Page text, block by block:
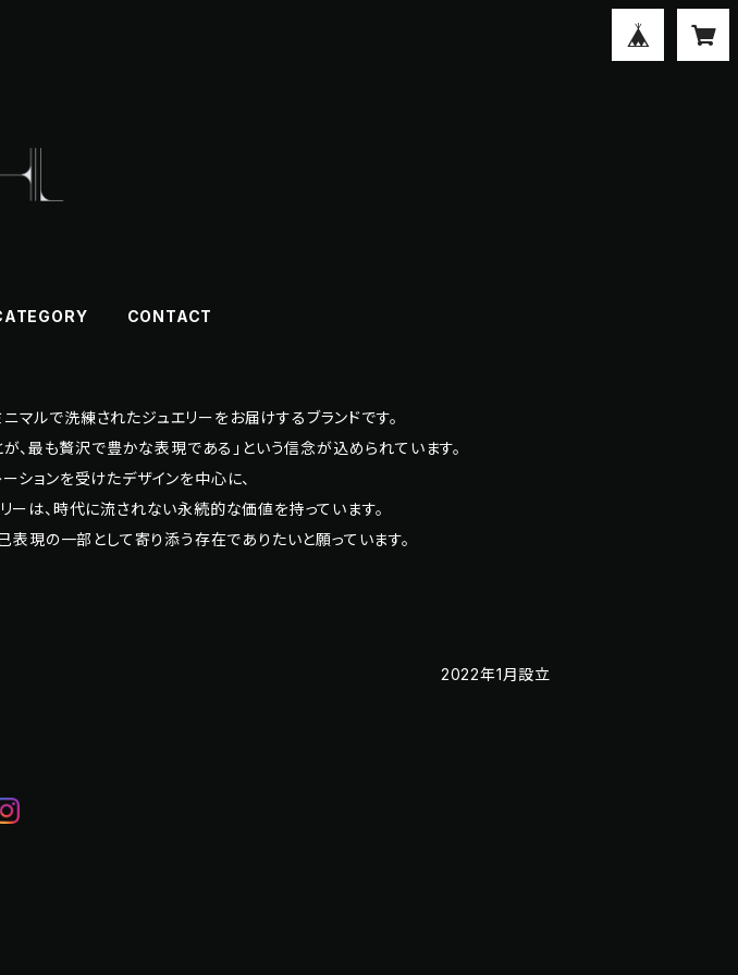
CONTACT
マルで洗練されたジュエリーをお届けするブランドです。
、最も贅沢で豊かな表現である」という信念が込められています。
ションを受けたデザインを中心に、
は、時代に流されない永続的な価値を持っています。
現の一部として寄り添う存在でありたいと願っています。
2022年1月設立